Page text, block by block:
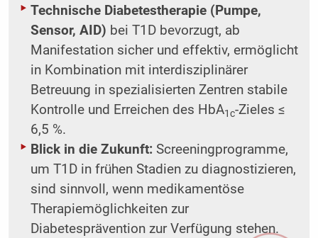
Technische Diabetestherapie (Pumpe,
Sensor, AID) bei T1D bevorzugt, ab
Manifestation sicher und effektiv, ermöglicht
in Kombination mit interdisziplinärer
Betreuung in spezialisierten Zentren stabile
Kontrolle und Erreichen des HbA1c-Zieles ≤
6,5 %.
Blick in die Zukunft: Screeningprogramme,
um T1D in frühen Stadien zu diagnostizieren,
sind sinnvoll, wenn medikamentöse
Therapiemöglichkeiten zur
Diabetesprävention zur Verfügung stehen.